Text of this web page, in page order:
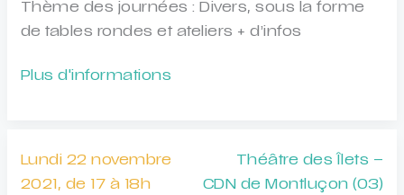
la
Thème des journées : Divers, sous la forme
de tables rondes et ateliers + d’infos
Journées
Plus d'informations
Lundi 22 novembre
2021, de 17 à 18h
Théâtre des Îlets –
CDN de Montluçon (03)